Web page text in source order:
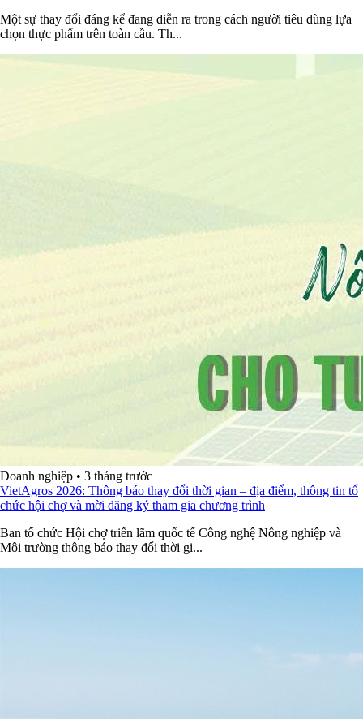
Một sự thay đổi đáng kể đang diễn ra trong cách người tiêu dùng lựa
chọn thực phẩm trên toàn cầu. Th...
Doanh nghiệp • 3 tháng trước
VietAgros 2026: Thông báo thay đổi thời gian – địa điểm, thông tin tổ
chức hội chợ và mời đăng ký tham gia chương trình
Ban tổ chức Hội chợ triển lãm quốc tế Công nghệ Nông nghiệp và
Môi trường thông báo thay đổi thời gi...